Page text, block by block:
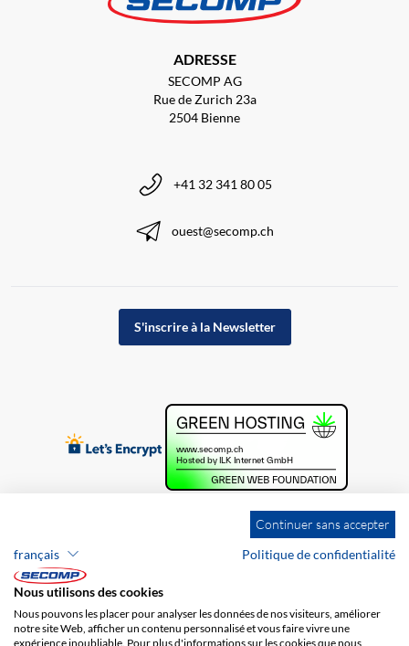
ADRESSE
SECOMP AG
Rue de Zurich 23a
2504 Bienne
+41 32 341 80 05
ouest@secomp.ch
S'inscrire à la Newsletter
Continuer sans accepter
français
Politique de confidentialité
Nous utilisons des cookies
Nous pouvons les placer pour analyser les données de nos visiteurs, améliorer
notre site Web, afficher un contenu personnalisé et vous faire vivre une
expérience inoubliable. Pour plus d'informations sur les cookies que nous